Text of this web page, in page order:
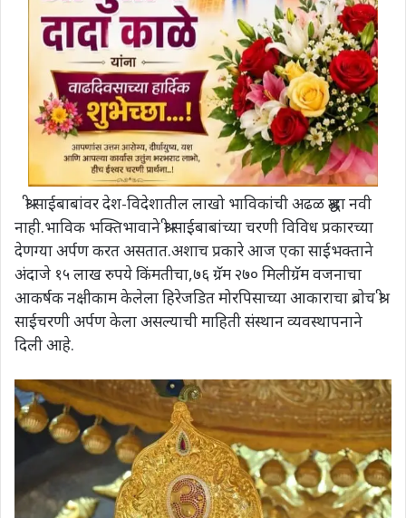
श्री साईबाबांवर देश-विदेशातील लाखो भाविकांची अढळ श्रद्धा नवी
नाही.भाविक भक्तिभावाने श्री साईबाबांच्या चरणी विविध प्रकारच्या
देणग्या अर्पण करत असतात.अशाच प्रकारे आज एका साईभक्ताने
अंदाजे १५ लाख रुपये किंमतीचा,७६ ग्रॅम २७० मिलीग्रॅम वजनाचा
आकर्षक नक्षीकाम केलेला हिरेजडित मोरपिसाच्या आकाराचा ब्रोच श्री
साईचरणी अर्पण केला असल्याची माहिती संस्थान व्यवस्थापनाने
दिली आहे.